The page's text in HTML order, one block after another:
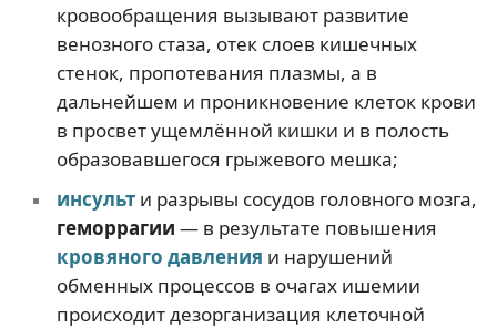
кровообращения вызывают развитие
венозного стаза, отек слоев кишечных
стенок, пропотевания плазмы, а в
дальнейшем и проникновение клеток крови
в просвет ущемлённой кишки и в полость
образовавшегося грыжевого мешка;
инсульти разрывы сосудов головного мозга,
геморрагии — в результате повышения
кровяного давления и нарушений
обменных процессов в очагах ишемии
происходит дезорганизация клеточной